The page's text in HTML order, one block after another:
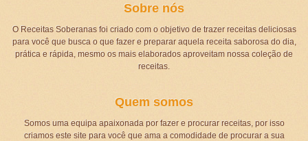
Sobre nós
O Receitas Soberanas foi criado com o objetivo de trazer receitas deliciosas
para você que busca o que fazer e preparar aquela receita saborosa do dia,
prática e rápida, mesmo os mais elaborados aproveitam nossa coleção de
receitas.
Quem somos
Somos uma equipa apaixonada por fazer e procurar receitas, por isso
criamos este site para você que ama a comodidade de procurar a sua